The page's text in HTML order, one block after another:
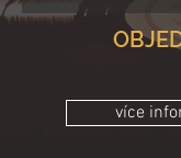
více